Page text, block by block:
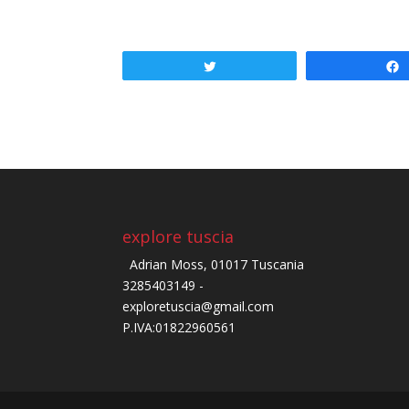
explore tuscia
Adrian Moss, 01017 Tuscania
3285403149 -
exploretuscia@gmail.com
P.IVA:01822960561